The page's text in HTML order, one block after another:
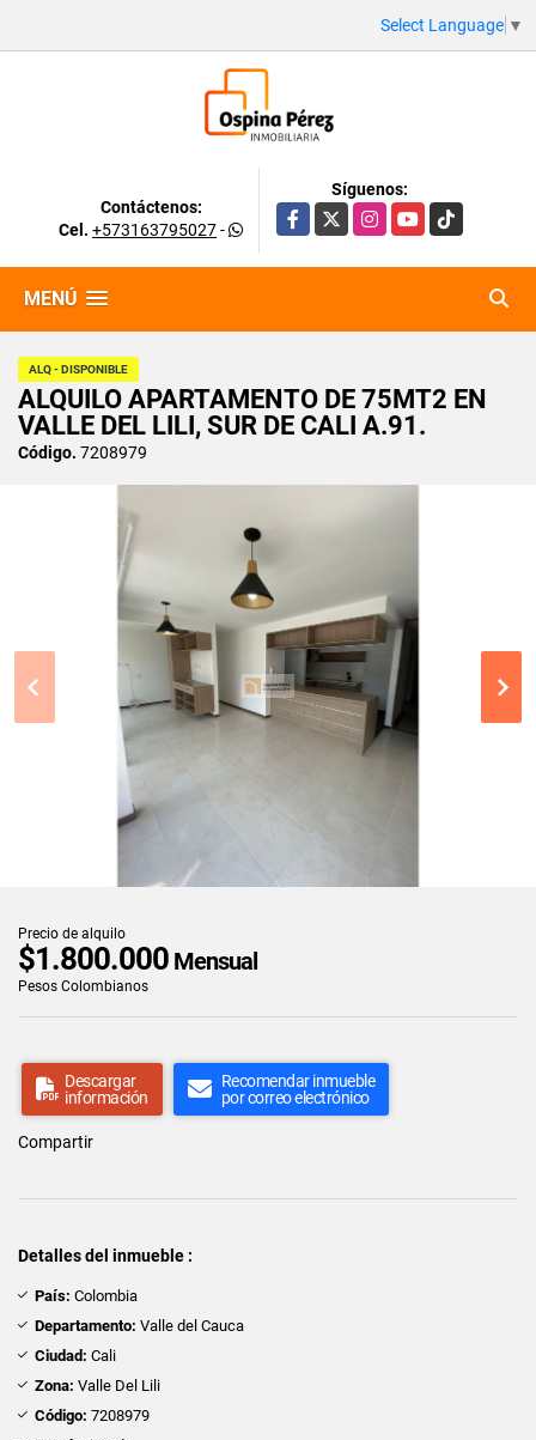
Select Language ▼
Contáctenos:
Cel. +573163795027-
Síguenos:
Facebook
X InstagramYouTubeTikTok
MENÚ
ALQ - DISPONIBLE
ALQUILO APARTAMENTO DE 75MT2 EN
VALLE DEL LILI, SUR DE CALI A.91.
Código. 7208979
Precio de alquilo
$1.800.000 Mensual
Pesos Colombianos
Descargar
información
Recomendar inmueble
por correo electrónico
Compartir
Detalles del inmueble :
País: Colombia
Departamento: Valle del Cauca
Ciudad: Cali
Zona: Valle Del Lili
Código: 7208979